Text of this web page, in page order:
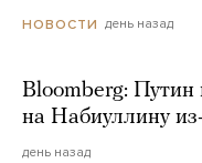
НОВОСТИ день назад
Bloomberg: Путин
на Набиуллину
день назад